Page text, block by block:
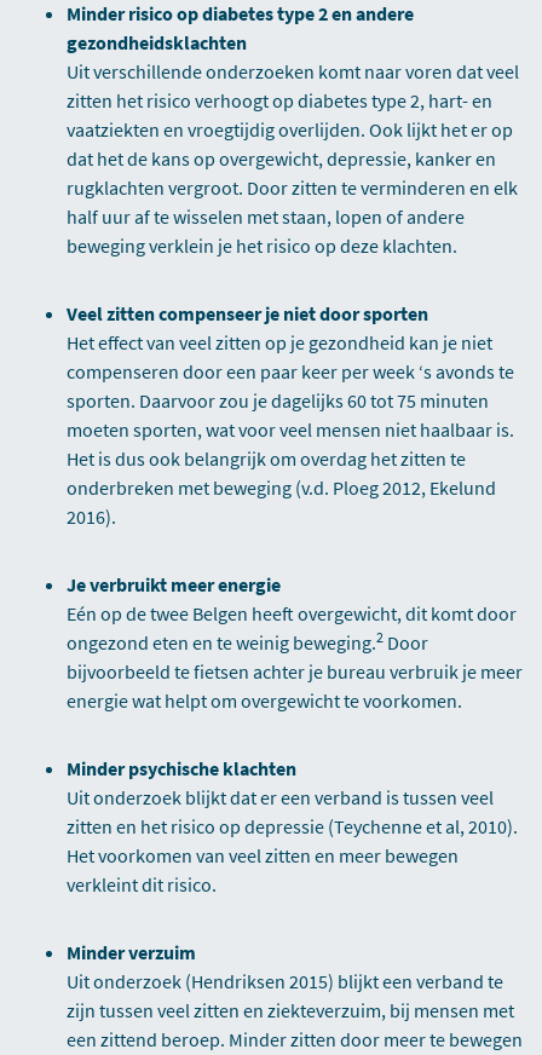
Minder risico op diabetes type 2 en andere
gezondheidsklachten
Uit verschillende onderzoeken komt naar voren dat veel
zitten het risico verhoogt op diabetes type 2, hart- en
vaatziekten en vroegtijdig overlijden. Ook lijkt het er op
dat het de kans op overgewicht, depressie, kanker en
rugklachten vergroot. Door zitten te verminderen en elk
half uur af te wisselen met staan, lopen of andere
beweging verklein je het risico op deze klachten.
Veel zitten compenseer je niet door sporten
Het effect van veel zitten op je gezondheid kan je niet
compenseren door een paar keer per week ‘s avonds te
sporten. Daarvoor zou je dagelijks 60 tot 75 minuten
moeten sporten, wat voor veel mensen niet haalbaar is.
Het is dus ook belangrijk om overdag het zitten te
onderbreken met beweging (v.d. Ploeg 2012, Ekelund
2016).
Je verbruikt meer energie
Eén op de twee Belgen heeft overgewicht, dit komt door
ongezond eten en te weinig beweging.2 Door
bijvoorbeeld te fietsen achter je bureau verbruik je meer
energie wat helpt om overgewicht te voorkomen.
Minder psychische klachten
Uit onderzoek blijkt dat er een verband is tussen veel
zitten en het risico op depressie (Teychenne et al, 2010).
Het voorkomen van veel zitten en meer bewegen
verkleint dit risico.
Minder verzuim
Uit onderzoek (Hendriksen 2015) blijkt een verband te
zijn tussen veel zitten en ziekteverzuim, bij mensen met
een zittend beroep. Minder zitten door meer te bewegen